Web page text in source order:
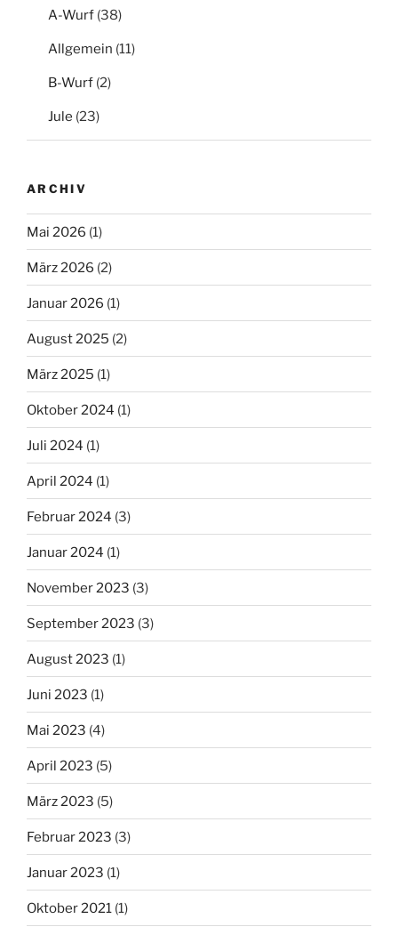
A-Wurf (38)
Allgemein (11)
B-Wurf (2)
Jule (23)
ARCHIV
Mai 2026 (1)
März 2026 (2)
Januar 2026 (1)
August 2025 (2)
März 2025 (1)
Oktober 2024 (1)
Juli 2024 (1)
April 2024 (1)
Februar 2024 (3)
Januar 2024 (1)
November 2023 (3)
September 2023 (3)
August 2023 (1)
Juni 2023 (1)
Mai 2023 (4)
April 2023 (5)
März 2023 (5)
Februar 2023 (3)
Januar 2023 (1)
Oktober 2021 (1)